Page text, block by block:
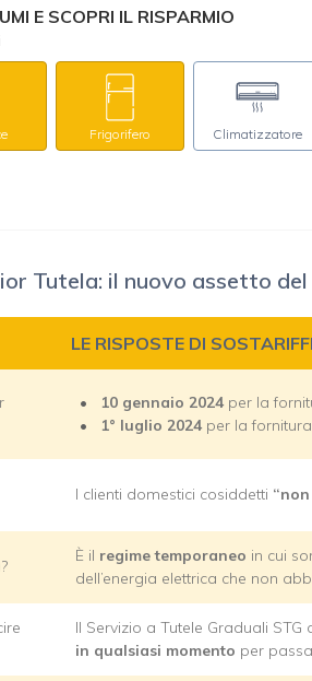
E SCOPRI IL RISPARMIO
Frigorifero Climatizzatore
Tutela: il nuovo assetto
LE RISPOSTE DI
10 gennaio 2024 per la
1° luglio 2024 per la
I clienti domestici cosiddetti
È il regime temporaneo in cui
dell’energia elettrica che non
Il Servizio a Tutele Graduali
in qualsiasi momento per